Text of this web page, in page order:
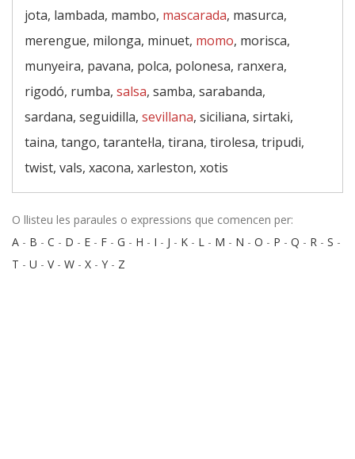
jota, lambada, mambo, mascarada, masurca,
merengue, milonga, minuet, momo, morisca,
munyeira, pavana, polca, polonesa, ranxera,
rigodó, rumba, salsa, samba, sarabanda,
sardana, seguidilla, sevillana, siciliana, sirtaki,
taina, tango, tarantel·la, tirana, tirolesa, tripudi,
twist, vals, xacona, xarleston, xotis
O llisteu les paraules o expressions que comencen per:
A - B - C - D - E - F - G - H - I - J - K - L - M - N - O - P - Q - R - S -
T - U - V- W - X - Y - Z